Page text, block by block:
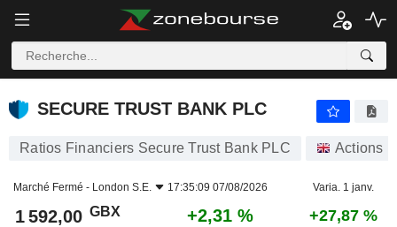
SECURE TRUST BANK PLC
Ratios Financiers Secure Trust Bank PLC Actions
Marché Fermé - London S.E. 17:35:09 07/08/2026 Varia. 1 janv.
1 592,00 GBX +2,31 % +27,87 %